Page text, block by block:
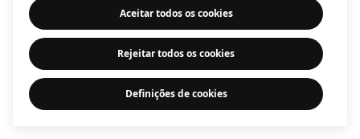
Aceitar todos os cookies
Rejeitar todos os cookies
Definições de cookies